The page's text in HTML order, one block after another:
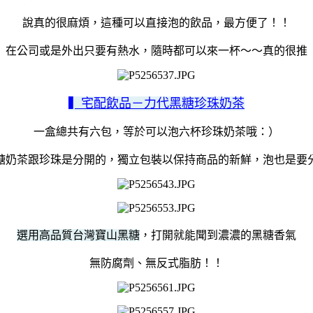
說真的很麻煩，這種可以直接泡的飲品，最方便了！！
在公司或是外出只要有熱水，隨時都可以來一杯～～真的很推
▍宅配飲品－力代黑糖珍珠奶茶
一盒總共有六包，等於可以泡六杯珍珠奶茶哦：）
奶茶跟珍珠是分開的，獨立包裝以保持商品的新鮮，泡也是要
選用高品質台灣寶山黑糖 ，打開就能聞到濃濃的黑糖香氣
無防腐劑、無反式脂肪！！